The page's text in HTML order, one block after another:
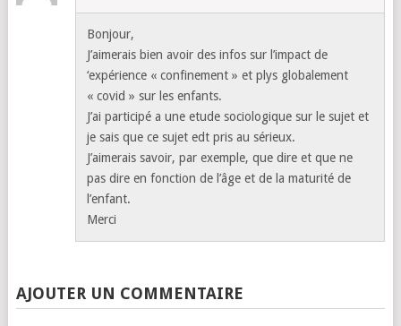
Bonjour,
J’aimerais bien avoir des infos sur l’impact de
‘expérience « confinement » et plys globalement
« covid » sur les enfants.
J’ai participé a une etude sociologique sur le sujet et
je sais que ce sujet edt pris au sérieux.
J’aimerais savoir, par exemple, que dire et que ne
pas dire en fonction de l’âge et de la maturité de
l’enfant.
Merci
AJOUTER UN COMMENTAIRE